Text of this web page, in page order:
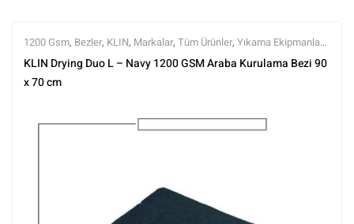
1200 Gsm, Bezler, KLIN, Markalar, Tüm Ürünler, Yıkama Ekipmanları,
Yıkama Ürünleri
KLIN Drying Duo L – Navy 1200 GSM Araba Kurulama Bezi 90
x 70 cm